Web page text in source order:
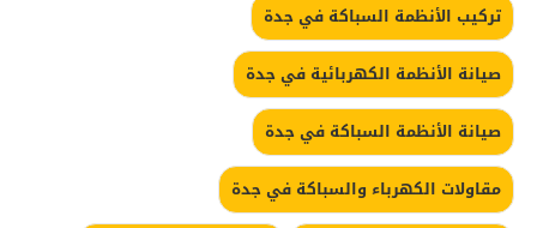
تركيب الأنظمة السباكة في جدة
صيانة الأنظمة الكهربائية في جدة
صيانة الأنظمة السباكة في جدة
مقاولات الكهرباء والسباكة في جدة